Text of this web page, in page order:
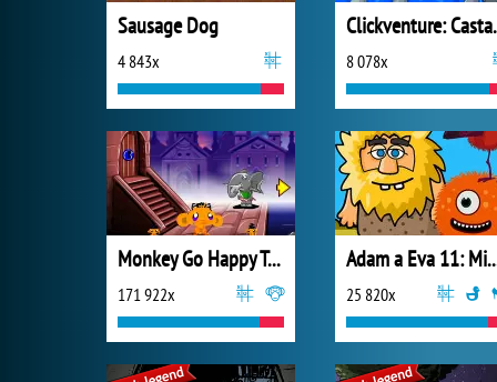
Sausage Dog
4 843x 8 078x
Monkey Go Happy Talisman
171 922x
Adam a Eva
25 820x